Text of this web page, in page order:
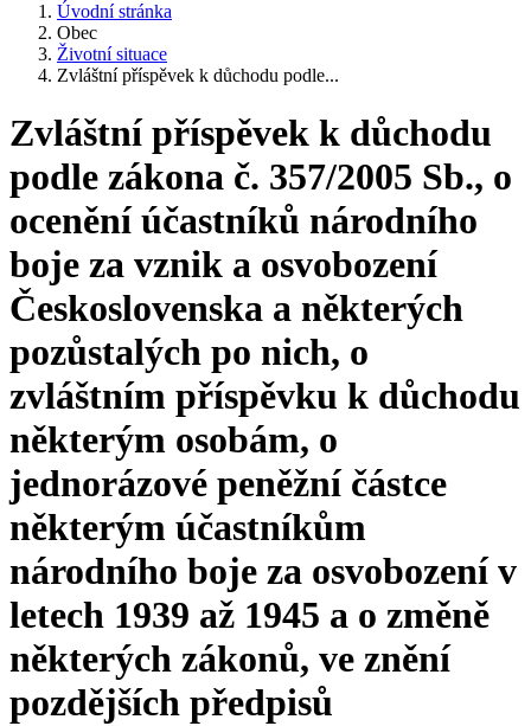
Úvodní stránka
Obec
Životní situace
Zvláštní příspěvek k důchodu podle...
Zvláštní příspěvek k důchodu
podle zákona č. 357/2005 Sb., o
ocenění účastníků národního
boje za vznik a osvobození
Československa a některých
pozůstalých po nich, o
zvláštním příspěvku k důchodu
některým osobám, o
jednorázové peněžní částce
některým účastníkům
národního boje za osvobození v
letech 1939 až 1945 a o změně
některých zákonů, ve znění
pozdějších předpisů